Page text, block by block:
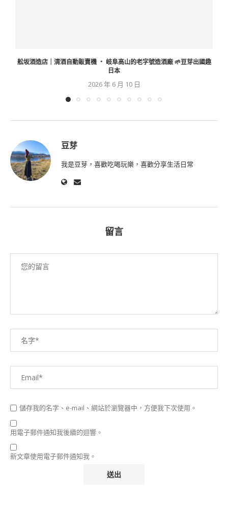
舩坂酒造店｜清酒自動販賣機 ‧ 岐阜高山的老字號造酒廠 🌱豆芽出國趣
日本
2026 年 6 月 10 日
豆芽
我是豆芽，喜歡吃喝玩樂，喜歡分享生活日常
留言
儲存我的名字、e-mail、網站於瀏覽器中，方便我下次使用。
用電子郵件通知我後續的迴響。
新文章使用電子郵件通知我。